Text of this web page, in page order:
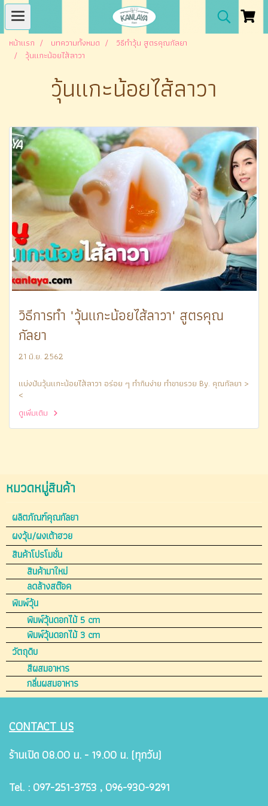
หน้าแรก บทความทั้งหมด
วิธีทำวุ้น สูตรคุณกัลยา
วุ้นแกะน้อยไส้ลาวา
วุ้นแกะน้อยไส้ลาวา
วิธีการทำ "วุ้นแกะน้อยไส้ลาวา" สูตรคุณ
กัลยา
21 มิ.ย. 2562
แบ่งปันวุ้นแกะน้อยไส้ลาวา อร่อย ๆ ทำกินง่าย ทำขายรวย By. คุณกัลยา >
<
ดูเพิ่มเติม
หมวดหมู่สินค้า
ผลิตภัณฑ์คุณกัลยา
ผงวุ้น/ผงเต้าฮวย
สินค้าโปรโมชั่น
สินค้ามาใหม่
ลดล้างสต๊อค
พิมพ์วุ้น
พิมพ์วุ้นดอกไม้ 5 cm
พิมพ์วุ้นดอกไม้ 3 cm
วัตถุดิบ
สีผสมอาหาร
กลิ่นผสมอาหาร
CONTACT US
ร้านเปิด 08.00 น. - 19.00 น. (ทุกวัน)
Tel. : 097-251-3753 , 096-930-9291